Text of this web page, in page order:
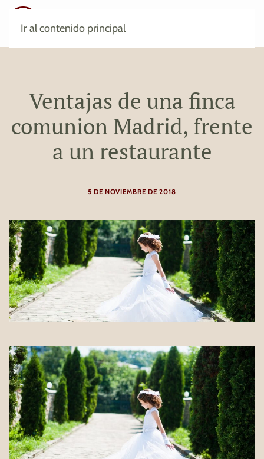
Ir al contenido principal
Ventajas de una finca
comunion Madrid, frente
a un restaurante
5 DE NOVIEMBRE DE 2018